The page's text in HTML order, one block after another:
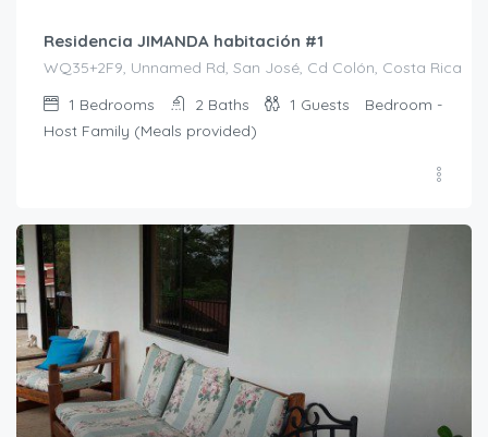
Residencia JIMANDA habitación #1
WQ35+2F9, Unnamed Rd, San José, Cd Colón, Costa Rica
1 Bedrooms 2 Baths 1 Guests
Bedroom -
Host Family (Meals provided)